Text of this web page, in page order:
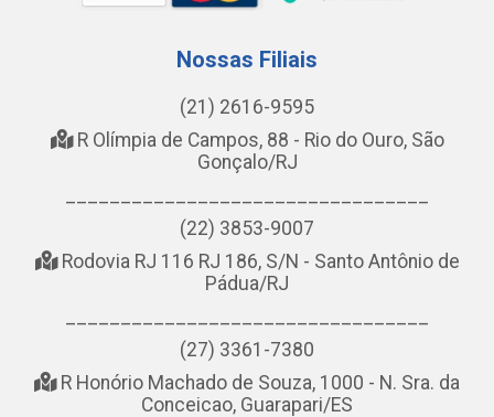
Nossas Filiais
(21) 2616-9595
R Olímpia de Campos, 88 - Rio do Ouro, São
Gonçalo/RJ
(22) 3853-9007
Rodovia RJ 116 RJ 186, S/N - Santo Antônio de
Pádua/RJ
(27) 3361-7380
R Honório Machado de Souza, 1000 - N. Sra. da
Conceicao, Guarapari/ES